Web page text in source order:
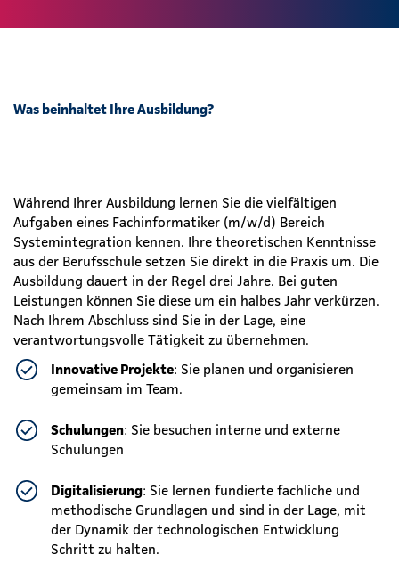
Was beinhaltet Ihre Ausbildung?
Während Ihrer Ausbildung lernen Sie die vielfältigen
Aufgaben eines Fachinformatiker (m/w/d) Bereich
Systemintegration kennen. Ihre theoretischen Kenntnisse
aus der Berufsschule setzen Sie direkt in die Praxis um. Die
Ausbildung dauert in der Regel drei Jahre. Bei guten
Leistungen können Sie diese um ein halbes Jahr verkürzen.
Nach Ihrem Abschluss sind Sie in der Lage, eine
verantwortungsvolle Tätigkeit zu übernehmen.
Innovative Projekte: Sie planen und organisieren
gemeinsam im Team.
Schulungen: Sie besuchen interne und externe
Schulungen
Digitalisierung: Sie lernen fundierte fachliche und
methodische Grundlagen und sind in der Lage, mit
der Dynamik der technologischen Entwicklung
Schritt zu halten.